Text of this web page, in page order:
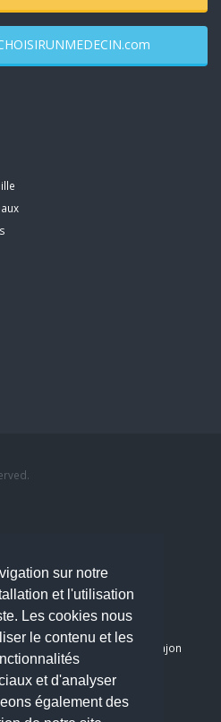
sur notre
et l'utilisation
Les cookies nous
le contenu et les
et d'analyser
également des
utiliser CHOISIRUNMEDECIN.com
Chirurgien maxillo-faciale à Arpajon